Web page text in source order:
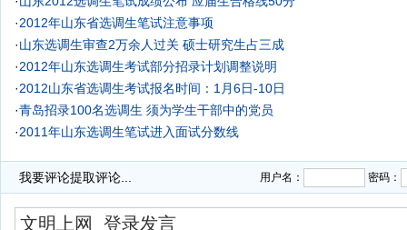
·2012年山东省选调生笔试注意事项
·山东选调生审查2万余人过关 硕士研究生占三成
·2012年山东选调生考试部分招录计划调整说明
·2012山东省选调生考试报名时间：1月6日-10日
·青岛招录100名选调生 须为学生干部中的党员
·2011年山东选调生笔试进入面试分数线
我要评论提取评论... 用户名： 密码：